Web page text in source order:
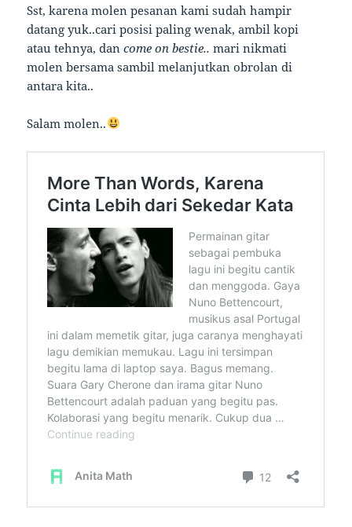
Sst, karena molen pesanan kami sudah hampir
datang yuk..cari posisi paling wenak, ambil kopi
atau tehnya, dancome on bestie..mari nikmati
molen bersama sambil melanjutkan obrolan di
antara kita..
Salam molen..